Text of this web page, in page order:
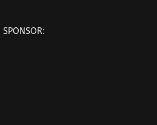
SPONSOR: